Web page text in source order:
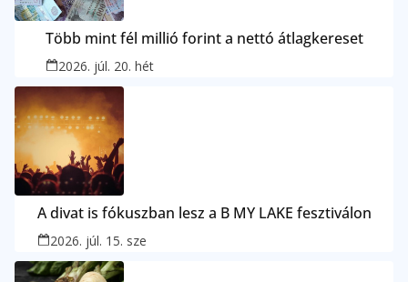
Több mint fél millió forint a nettó átlagkereset
2026. júl. 20. hét
A divat is fókuszban lesz a B MY LAKE fesztiválon
2026. júl. 15. sze